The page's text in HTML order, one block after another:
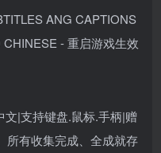
ANG CAPTIONS
- 重启游戏生效
文|支持键盘.鼠标.手柄|赠
所有收集完成、全成就存